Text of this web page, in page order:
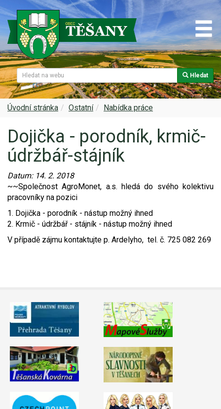
Hledat
Úvodní stránka Ostatní Nabídka práce
Dojička - porodník, krmič-
údržbář-stájník
Datum: 14. 2. 2018
~~Společnost AgroMonet, a.s. hledá do svého kolektivu
pracovníky na pozici
1. Dojička - porodník - nástup možný ihned
2. Krmič - údržbář - stájník - nástup možný ihned
V případě zájmu kontaktujte p. Ardelyho, tel. č. 725 082 269
Naše obec
Z historie
Památky v Těšanech
Zajímavosti v obci
Znak a prapor obce
Úřední deska
Samospráva
Dokumenty obce
Projekty
Matrika
Zpravodaj
Spolky a sdružení
Kultura
Obecní knihovna
Srub
Sport
Škola
Farnost
Služby, firmy
Zdravotní služby
Foto, video